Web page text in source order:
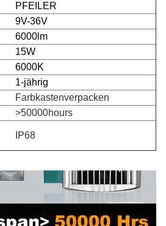
PFEILER
9V-36V
6000lm
15W
6000K
1-jährig
Farbkastenverpacken
>50000hours
IP68